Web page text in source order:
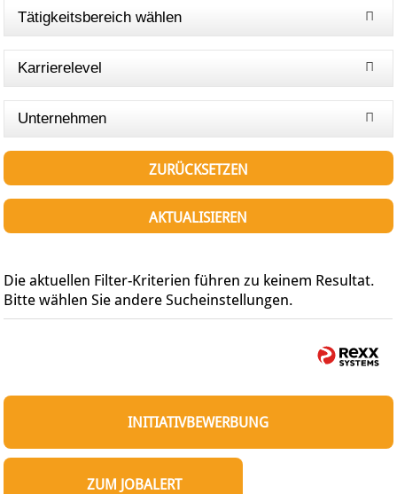
Tätigkeitsbereich wählen
Karrierelevel
Unternehmen
ZURÜCKSETZEN
AKTUALISIEREN
Die aktuellen Filter-Kriterien führen zu keinem Resultat.
Bitte wählen Sie andere Sucheinstellungen.
INITIATIVBEWERBUNG
ZUM JOBALERT